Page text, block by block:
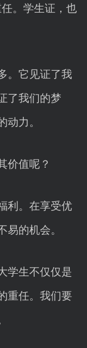
。学生证，也
。它见证了我
了我们的梦
动力。
价值呢？
利。在享受优
易的机会。
学生不仅仅是
重任。我们要